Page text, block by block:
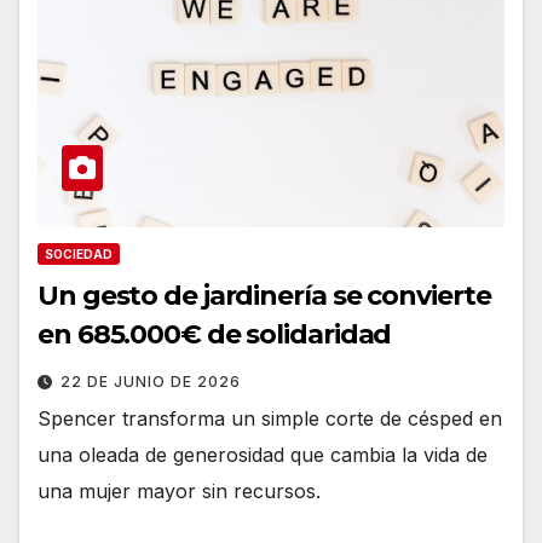
SOCIEDAD
Un gesto de jardinería se convierte
en 685.000€ de solidaridad
22 DE JUNIO DE 2026
Spencer transforma un simple corte de césped en
una oleada de generosidad que cambia la vida de
una mujer mayor sin recursos.